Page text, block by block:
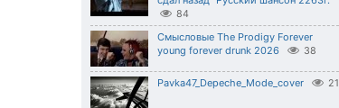
84
Смысловые The Prodigy Forever
young forever drunk 2026
38
Pavka47_Depeche_Mode_cover 21